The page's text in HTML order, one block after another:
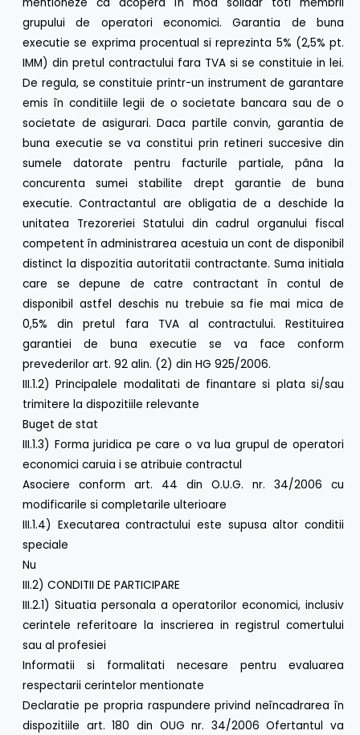
mentioneze ca acopera în mod solidar toti membrii
grupului de operatori economici. Garantia de buna
executie se exprima procentual si reprezinta 5% (2,5% pt.
IMM) din pretul contractului fara TVA si se constituie in lei.
De regula, se constituie printr-un instrument de garantare
emis în conditiile legii de o societate bancara sau de o
societate de asigurari. Daca partile convin, garantia de
buna executie se va constitui prin retineri succesive din
sumele datorate pentru facturile partiale, pâna la
concurenta sumei stabilite drept garantie de buna
executie. Contractantul are obligatia de a deschide la
unitatea Trezoreriei Statului din cadrul organului fiscal
competent în administrarea acestuia un cont de disponibil
distinct la dispozitia autoritatii contractante. Suma initiala
care se depune de catre contractant în contul de
disponibil astfel deschis nu trebuie sa fie mai mica de
0,5% din pretul fara TVA al contractului. Restituirea
garantiei de buna executie se va face conform
prevederilor art. 92 alin. (2) din HG 925/2006.
III.1.2) Principalele modalitati de finantare si plata si/sau
trimitere la dispozitiile relevante
Buget de stat
III.1.3) Forma juridica pe care o va lua grupul de operatori
economici caruia i se atribuie contractul
Asociere conform art. 44 din O.U.G. nr. 34/2006 cu
modificarile si completarile ulterioare
III.1.4) Executarea contractului este supusa altor conditii
speciale
Nu
III.2) CONDITII DE PARTICIPARE
III.2.1) Situatia personala a operatorilor economici, inclusiv
cerintele referitoare la inscrierea in registrul comertului
sau al profesiei
Informatii si formalitati necesare pentru evaluarea
respectarii cerintelor mentionate
Declaratie pe propria raspundere privind neîncadrarea în
dispozitiile art. 180 din OUG nr. 34/2006 Ofertantul va